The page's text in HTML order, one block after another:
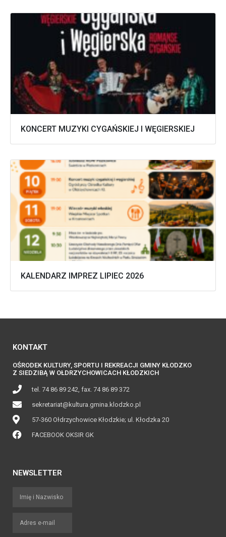
KONCERT MUZYKI CYGAŃSKIEJ I WĘGIERSKIEJ
KALENDARZ IMPREZ LIPIEC 2026
KONTAKT
OŚRODEK KULTURY, SPORTU I REKREACJI GMINY KŁODZKO
Z SIEDZIBĄ W OŁDRZYCHOWICACH KŁODZKICH
tel. 74 86 89 242, fax. 74 86 89 372
sekretariat@kultura.gmina.klodzko.pl
57-360 Ołdrzychowice Kłodzkie; ul. Kłodzka 20
FACEBOOK OKSIR GK
NEWSLETTER